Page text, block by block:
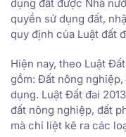
dụng đất được Nhà
quyền sử dụng đất,
quy định của Luật đất
Hiện nay, theo Luật
gồm: Đất nông
dụng. Luật Đất đai
đất nông nghiệp, đất
mà chỉ liệt kê ra các